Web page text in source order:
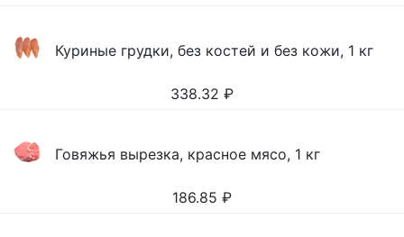
Куриные грудки, без костей и без кожи, 1 кг
338.32 ₽
Говяжья вырезка, красное мясо, 1 кг
186.85 ₽